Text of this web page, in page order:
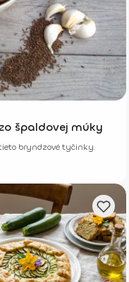
špaldovej múky
bryndzové tyčinky.